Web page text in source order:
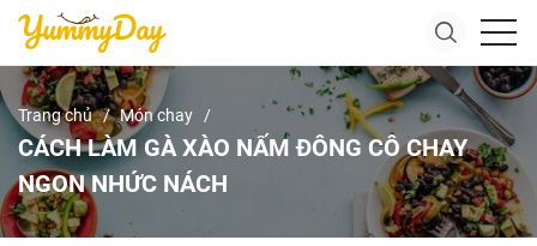
Trang chủ Món chay
CÁCH LÀM GÀ XÀO NẤM ĐÔNG CÔ CHAY
NGON NHỨC NÁCH